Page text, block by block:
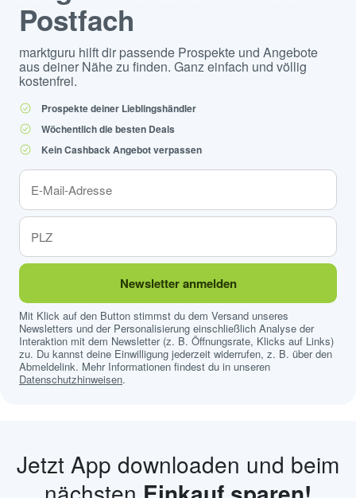
Postfach
marktguru hilft dir passende Prospekte und Angebote
aus deiner Nähe zu finden. Ganz einfach und völlig
kostenfrei.
Prospekte deiner Lieblingshändler
Wöchentlich die besten Deals
Kein Cashback Angebot verpassen
Newsletter anmelden
Mit Klick auf den Button stimmst du dem Versand unseres
Newsletters und der Personalisierung einschließlich Analyse der
Interaktion mit dem Newsletter (z. B. Öffnungsrate, Klicks auf Links)
zu. Du kannst deine Einwilligung jederzeit widerrufen, z. B. über den
Abmeldelink. Mehr Informationen findest du in unseren
Datenschutzhinweisen.
Jetzt App downloaden und beim